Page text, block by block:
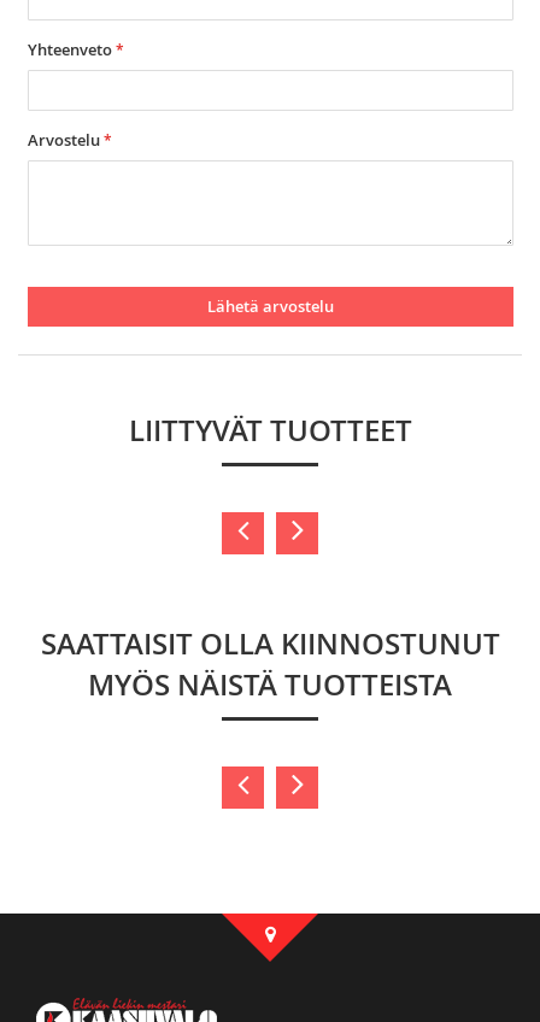
Yhteenveto
Arvostelu
Lähetä arvostelu
LIITTYVÄT TUOTTEET
SAATTAISIT OLLA KIINNOSTUNUT
MYÖS NÄISTÄ TUOTTEISTA